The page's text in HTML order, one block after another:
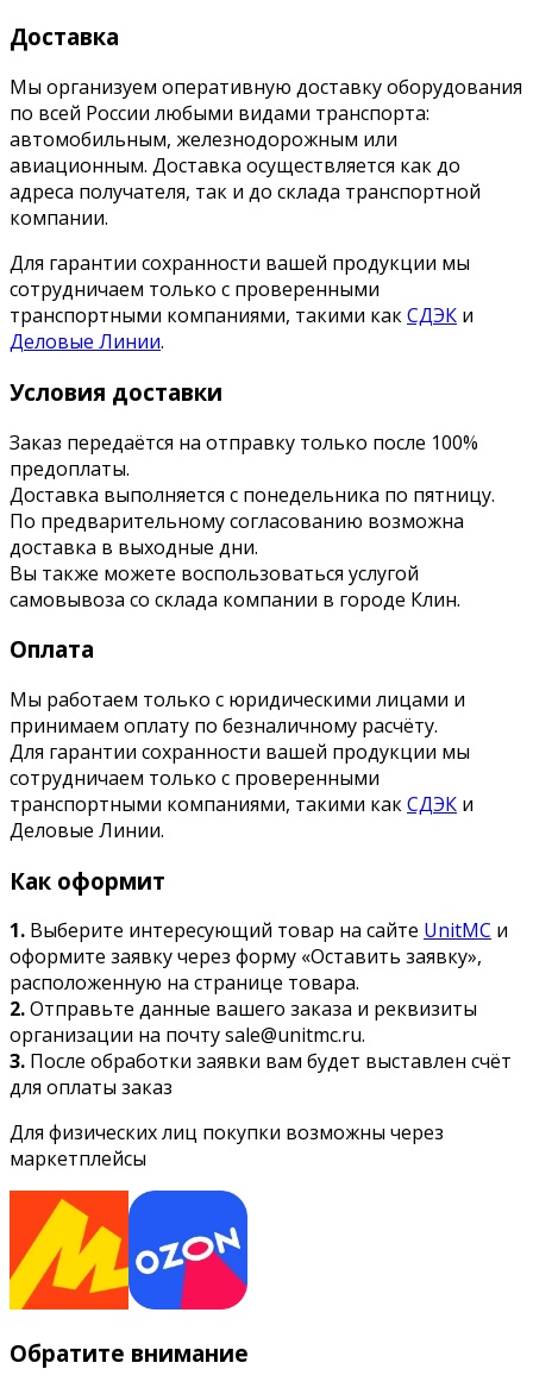
Доставка
Мы организуем оперативную доставку оборудования
по всей России любыми видами транспорта:
автомобильным, железнодорожным или
авиационным. Доставка осуществляется как до
адреса получателя, так и до склада транспортной
компании.
Для гарантии сохранности вашей продукции мы
сотрудничаем только с проверенными
транспортными компаниями, такими какСДЭК и
Деловые Линии.
Условия доставки
Заказ передаётся на отправку только после 100%
предоплаты.
Доставка выполняется с понедельника по пятницу.
По предварительному согласованию возможна
доставка в выходные дни.
Вы также можете воспользоваться услугой
самовывоза со склада компании в городе Клин.
Оплата
Мы работаем только с юридическими лицами и
принимаем оплату по безналичному расчёту.
Для гарантии сохранности вашей продукции мы
сотрудничаем только с проверенными
транспортными компаниями, такими какСДЭК и
Деловые Линии.
Как оформит
1. Выберите интересующий товар на сайте UnitMC и
оформите заявку через форму «Оставить заявку»,
расположенную на странице товара.
2.Отправьте данные вашего заказа и реквизиты
организации на почту sale@unitmc.ru.
3. После обработки заявки вам будет выставлен счёт
для оплаты заказ
Для физических лиц покупки возможны через
маркетплейсы
Обратите внимание